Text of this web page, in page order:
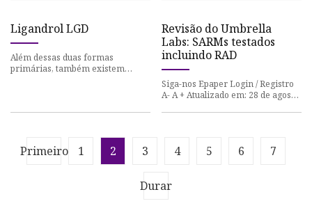
Ligandrol LGD
Além dessas duas formas
primárias, também existem
Revisão do Umbrella
Labs: SARMs testados
incluindo RAD
Siga-nos Epaper Login / Registro
A- A + Atualizado em: 28 de agosto
Primeiro 1 2 3 4 5 6 7
Durar